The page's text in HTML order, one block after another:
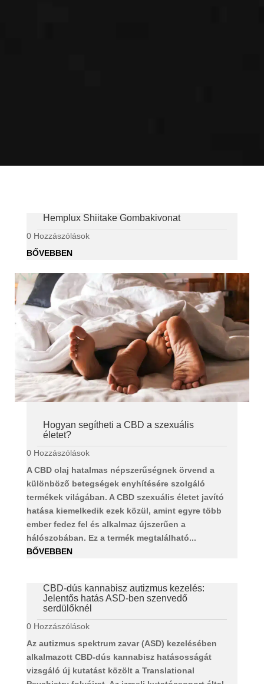
Hemplux Shiitake Gombakivonat
0 Hozzászólások
BŐVEBBEN
Hogyan segítheti a CBD a szexuális
életet?
0 Hozzászólások
A CBD olaj hatalmas népszerűségnek örvend a
különböző betegségek enyhítésére szolgáló
termékek világában. A CBD szexuális életet javító
hatása kiemelkedik ezek közül, amint egyre több
ember fedez fel és alkalmaz újszerűen a
hálószobában. Ez a termék megtalálható...
BŐVEBBEN
CBD-dús kannabisz autizmus kezelés:
Jelentős hatás ASD-ben szenvedő
serdülőknél
0 Hozzászólások
Az autizmus spektrum zavar (ASD) kezelésében
alkalmazott CBD-dús kannabisz hatásosságát
vizsgáló új kutatást közölt a Translational